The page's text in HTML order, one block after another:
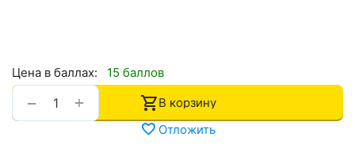
Цена в баллах: 15 баллов
+
−
В корзину
Отложить